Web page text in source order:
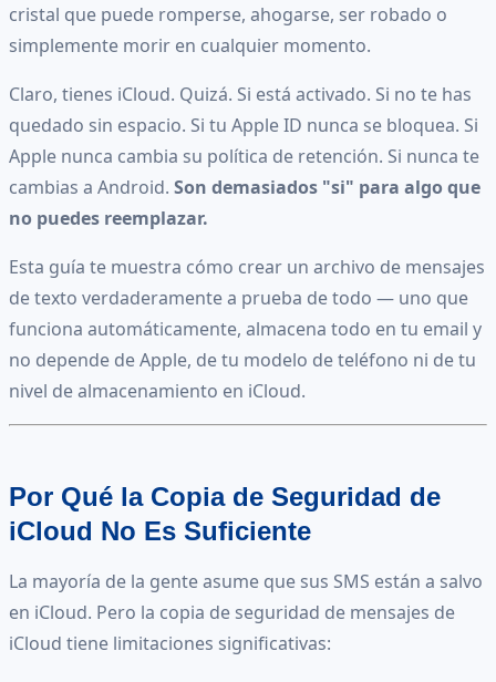
cristal que puede romperse, ahogarse, ser robado o
simplemente morir en cualquier momento.
Claro, tienes iCloud. Quizá. Si está activado. Si no te has
quedado sin espacio. Si tu Apple ID nunca se bloquea. Si
Apple nunca cambia su política de retención. Si nunca te
cambias a Android. Son demasiados "si" para algo que
no puedes reemplazar.
Esta guía te muestra cómo crear un archivo de mensajes
de texto verdaderamente a prueba de todo — uno que
funciona automáticamente, almacena todo en tu email y
no depende de Apple, de tu modelo de teléfono ni de tu
nivel de almacenamiento en iCloud.
Por Qué la Copia de Seguridad de
iCloud No Es Suficiente
La mayoría de la gente asume que sus SMS están a salvo
en iCloud. Pero la copia de seguridad de mensajes de
iCloud tiene limitaciones significativas: